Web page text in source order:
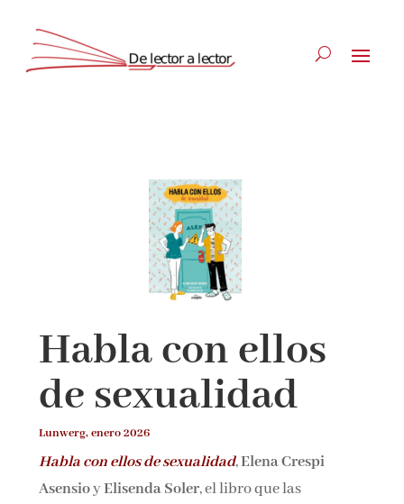
Habla con ellos
de sexualidad
Lunwerg, enero 2026
Habla con ellos de sexualidad,Elena Crespi
AsensioyElisenda Soler, el libro que las
¡Suscríbete y No Te Pierdas Nada!